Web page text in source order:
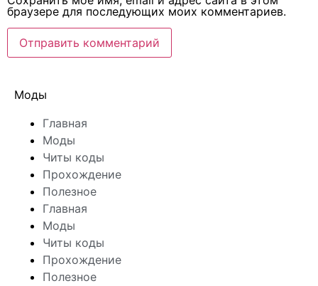
браузере для последующих моих комментариев.
Моды
Главная
Моды
Читы коды
Прохождение
Полезное
Главная
Моды
Читы коды
Прохождение
Полезное